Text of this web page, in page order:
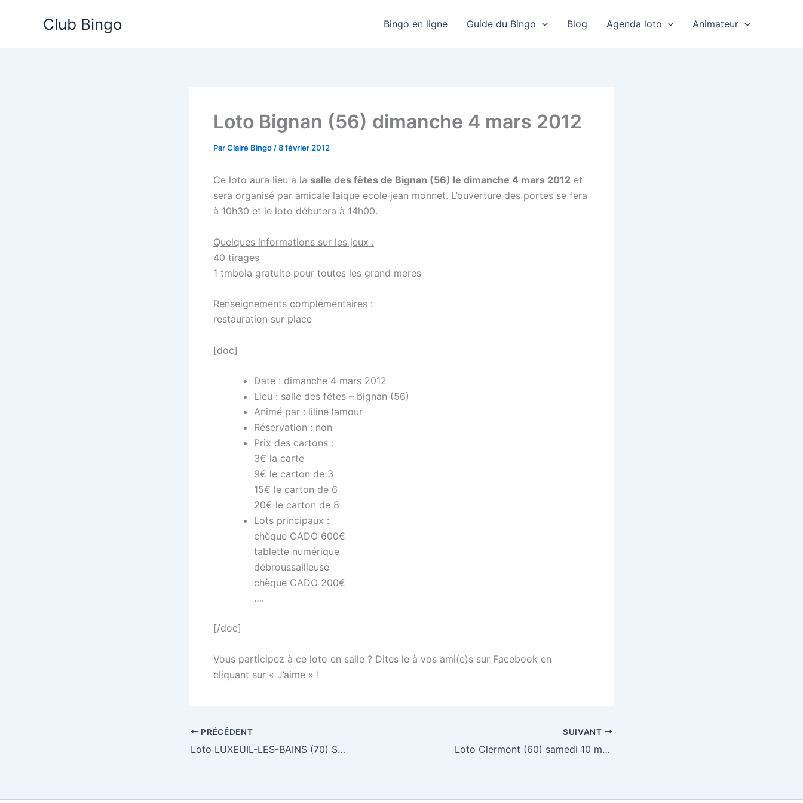
Club Bingo Bingo en ligne Guide du Bingo Blog Agenda loto Animateur
Loto Bignan (56) dimanche 4 mars 2012
ParClaire Bingo /8 février 2012
Ce loto aura lieu à la salle des fêtes de Bignan (56) le dimanche 4 mars 2012 et
sera organisé par amicale laique ecole jean monnet. L’ouverture des portes se fera
à 10h30 et le loto débutera à 14h00.
Quelques informations sur les jeux :
40 tirages
1 tmbola gratuite pour toutes les grand meres
Renseignements complémentaires :
restauration sur place
[doc]
Date : dimanche 4 mars 2012
Lieu : salle des fêtes – bignan (56)
Animé par : liline lamour
Réservation : non
Prix des cartons :
3€ la carte
9€ le carton de 3
15€ le carton de 6
20€ le carton de 8
Lots principaux :
chèque CADO 600€
tablette numérique
débroussailleuse
chèque CADO 200€
….
[/doc]
Vous participez à ce loto en salle ? Dites le à vos ami(e)s sur Facebook en
cliquant sur « J’aime » !
PRÉCÉDENT
Loto LUXEUIL-LES-BAINS (70) Samedi 18 février 2012
SUIVANT
Loto Clermont (60) samedi 10 mars 2012